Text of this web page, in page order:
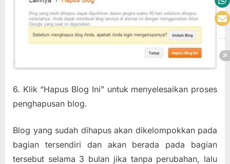
6. Klik “Hapus Blog Ini” untuk menyelesaikan proses
penghapusan blog.
Blog yang sudah dihapus akan dikelompokkan pada
bagian tersendiri dan akan berada pada bagian
tersebut selama 3 bulan jika tanpa perubahan, lalu